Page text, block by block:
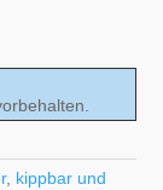
, kippbar und